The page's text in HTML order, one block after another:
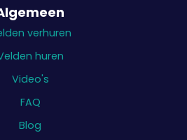
verhuren
huren
Video's
FAQ
Blog